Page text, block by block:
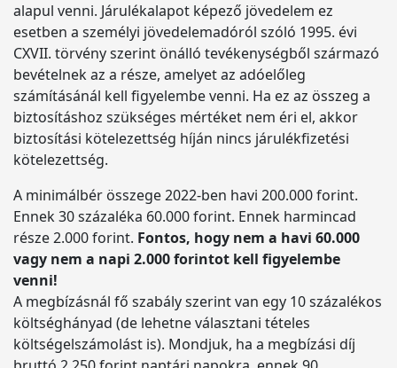
alapul venni. Járulékalapot képező jövedelem ez
esetben a személyi jövedelemadóról szóló 1995. évi
CXVII. törvény szerint önálló tevékenységből származó
bevételnek az a része, amelyet az adóelőleg
számításánál kell figyelembe venni. Ha ez az összeg a
biztosításhoz szükséges mértéket nem éri el, akkor
biztosítási kötelezettség híján nincs járulékfizetési
kötelezettség.
A minimálbér összege 2022-ben havi 200.000 forint.
Ennek 30 százaléka 60.000 forint. Ennek harmincad
része 2.000 forint. Fontos, hogy nem a havi 60.000
vagy nem a napi 2.000 forintot kell figyelembe
venni!
A megbízásnál fő szabály szerint van egy 10 százalékos
költséghányad (de lehetne választani tételes
költségelszámolást is). Mondjuk, ha a megbízási díj